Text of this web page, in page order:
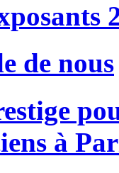
de nous
à